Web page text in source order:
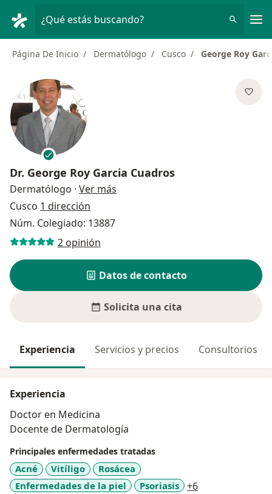
¿Qué estás buscando?
Página De Inicio Dermatólogo Cusco George Roy
Dr. George Roy Garcia Cuadros
Dermatólogo · Ver más
Cusco 1 dirección
Núm. Colegiado: 13887
2 opinión
Datos de contacto
Solicita una cita
Experiencia Servicios y precios Consultorios
Experiencia
Doctor en Medicina
Docente de Dermatología
Principales enfermedades tratadas
Acné Vitíligo
Rosácea
Enfermedades de la piel
Psoriasis +6